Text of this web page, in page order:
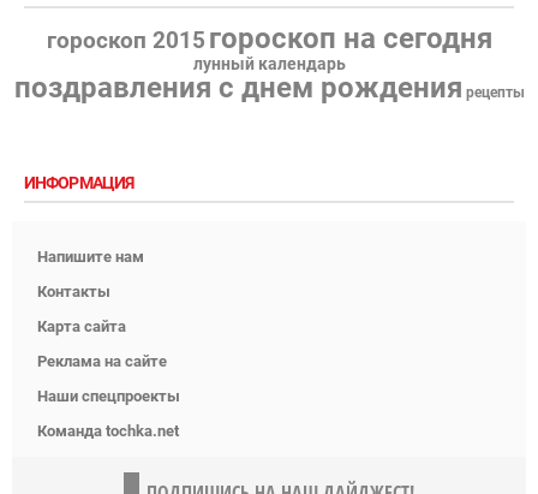
гороскоп 2015 гороскоп на сегодня
лунный календарь
поздравления с днем рождения рецепты
ИНФОРМАЦИЯ
Напишите нам
Контакты
Карта сайта
Реклама на сайте
Наши спецпроекты
Команда tochka.net